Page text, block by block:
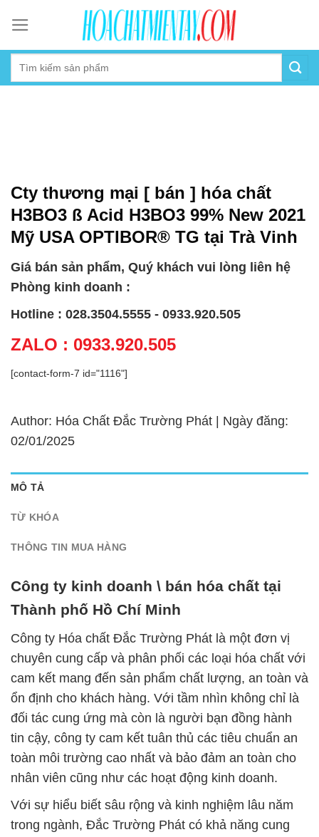
content
Cty thương mại [ bán ] hóa chất
H3BO3 ß Acid H3BO3 99% New 2021
Mỹ USA OPTIBOR® TG tại Trà Vinh
Giá bán sản phẩm, Quý khách vui lòng liên hệ
Phòng kinh doanh :
Hotline : 028.3504.5555 - 0933.920.505
ZALO : 0933.920.505
[contact-form-7 id="1116"]
Author: Hóa Chất Đắc Trường Phát | Ngày đăng:
02/01/2025
MÔ TẢ
TỪ KHÓA
THÔNG TIN MUA HÀNG
Công ty kinh doanh \ bán hóa chất tại
Thành phố Hồ Chí Minh
Công ty Hóa chất Đắc Trường Phát là một đơn vị
chuyên cung cấp và phân phối các loại hóa chất với
cam kết mang đến sản phẩm chất lượng, an toàn và
ổn định cho khách hàng. Với tầm nhìn không chỉ là
đối tác cung ứng mà còn là người bạn đồng hành
tin cậy, công ty cam kết tuân thủ các tiêu chuẩn an
toàn môi trường cao nhất và bảo đảm an toàn cho
nhân viên cũng như các hoạt động kinh doanh.
Với sự hiểu biết sâu rộng và kinh nghiệm lâu năm
trong ngành, Đắc Trường Phát có khả năng cung